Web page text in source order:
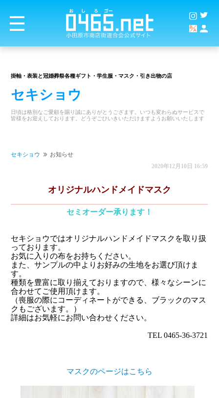
商店街
掛軸・表装と冠婚葬祭各種ギフト・学生服・マスク・引き出物の店
セキショウ
日頃は格別なご愛顧を賜り誠にありがとうござます。いつも変わらぬサービスで
皆様をお迎えしております。どうぞごひいきいただけますようお願いいたします
セキショウ
お知らせ
2020年12月10日 16:59
オリジナルハンドメイドマスク
セミオーダー承ります！
セキショウではオリジナルハンドメイドマスクを取り扱
っております。
お気に入りの布をお持ちください。
また、サンプルの中よりお好みの生地をお選び頂けま
す。
種類を豊富に取り揃えておりますので、様々なシーンに
合わせてご使用頂けます。
（喪服の際にコーディネートができる、ブラックのマス
クもございます。）
詳細はお気軽にお問い合わせください。
TEL 0465-36-3721
マスクのページはこちら